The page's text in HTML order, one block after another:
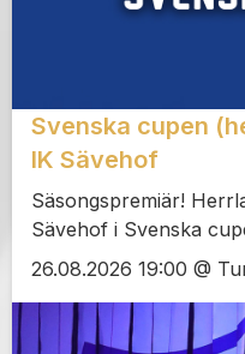
Svenska cupen
IK Sävehof
Säsongspremiär!
Sävehof i Svenska
26.08.2026 19:00 @